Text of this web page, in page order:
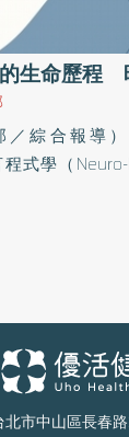
生命歷程
／綜合報導
式學（Neuro-
此，四諦學會
的生命歷程－
：時間線治療
北市中山區長春